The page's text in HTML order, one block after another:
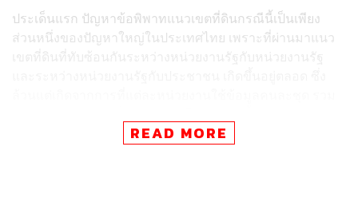
ประเด็นแรก ปัญหาข้อพิพาทแนวเขตที่ดินกรณีนี้เป็นเพียง
ส่วนหนึ่งของปัญหาใหญ่ในประเทศไทย เพราะที่ผ่านมาแนว
แนวเขตป่าอุทยานแห่งชาติ เขตป่าสงวนแห่งชาติ หรือที่ดิน
READ MORE